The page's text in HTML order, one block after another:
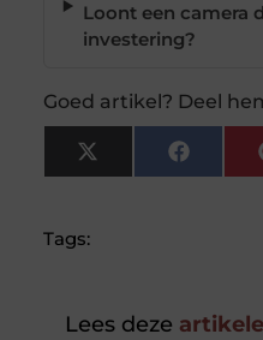
Loont een camera
investering?
Goed artikel? Deel
X
(Twitter)
Tags:
Lees deze